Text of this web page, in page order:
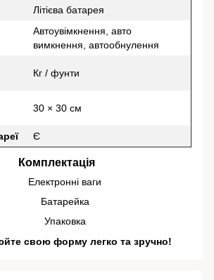
Літієва батарея
Автоувімкнення, авто
вимкнення, автообнулення
Кг / фунти
30 × 30 см
Є
Комплектація
Електронні ваги
Батарейка
Упаковка
свою форму легко та зручно!